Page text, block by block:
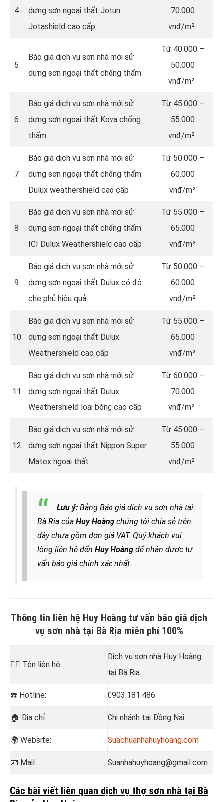
4
dựng sơn ngoại thất Jotun
Jotashield cao cấp
70.000
vnđ/m²
5
Báo giá dịch vụ sơn nhà mới sử
dựng sơn ngoại thất chống thấm
Từ 40.000 –
50.000
vnđ/m²
6
Báo giá dịch vụ sơn nhà mới sử
dựng sơn ngoại thất Kova chống
thấm
Từ 45.000 –
55.000
vnđ/m²
7
Báo giá dịch vụ sơn nhà mới sử
dựng sơn ngoại thất chống thấm
Dulux weathershield cao cấp
Từ 50.000 –
60.000
vnđ/m²
8
Báo giá dịch vụ sơn nhà mới sử
dựng sơn ngoại thất chống thấm
ICI Dulux Weathershield cao cấp
Từ 55.000 –
65.000
vnđ/m²
9
Báo giá dịch vụ sơn nhà mới sử
dựng sơn ngoại thất Dulux có độ
che phủ hiệu quả
Từ 50.000 –
60.000
vnđ/m²
10
Báo giá dịch vụ sơn nhà mới sử
dựng sơn ngoại thất Dulux
Weathershield cao cấp
Từ 55.000 –
65.000
vnđ/m²
11
Báo giá dịch vụ sơn nhà mới sử
dựng sơn ngoại thất Dulux
Weathershield loại bóng cao cấp
Từ 60.000 –
70.000
vnđ/m²
12
Báo giá dịch vụ sơn nhà mới sử
dựng sơn ngoại thất Nippon Super
Matex ngoại thất
Từ 45.000 –
55.000
vnđ/m²
Lưu ý: Bảng Báo giá dịch vụ sơn nhà tại
Bà Rịa của Huy Hoàng chúng tôi chia sẻ trên
đây chưa gồm đơn giá VAT. Quý khách vui
lòng liên hệ đến Huy Hoàng để nhận được tư
vấn báo giá chính xác nhất.
Thông tin liên hệ Huy Hoàng tư vấn báo giá dịch
vụ sơn nhà tại Bà Rịa miễn phí 100%
💁‍♂️ Tên liên hệ
Dịch vụ sơn nhà Huy Hoàng
tại Bà Rịa
☎️ Hotline: 0903.181.486
🏠 Địa chỉ: Chi nhánh tại Đồng Nai
🌍 Website: Suachuanhahuyhoang.com
📧 Mail: Suanhahuyhoang@gmail.com
Các bài viết liên quan dịch vụ thợ sơn nhà tại Bà